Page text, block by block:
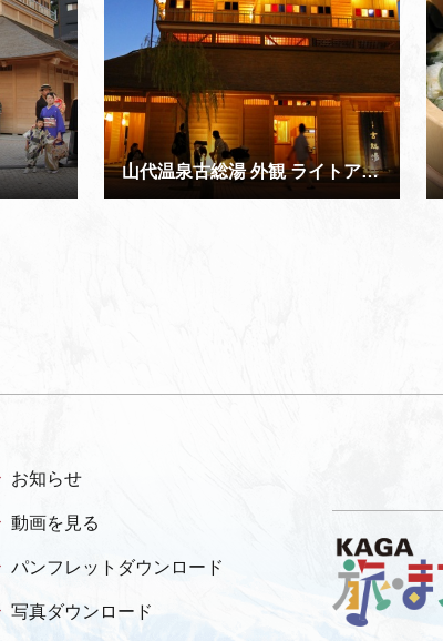
山代温泉古総湯 外観 ライトアップ
お知らせ
動画を見る
パンフレットダウンロード
写真ダウンロード